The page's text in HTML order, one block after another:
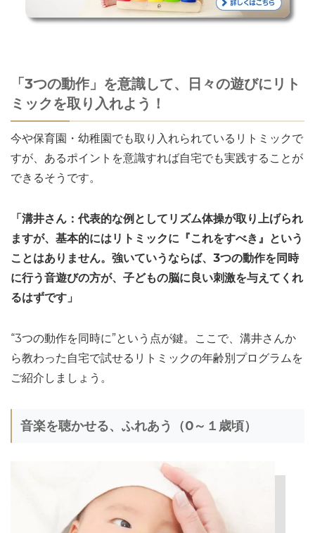
「3つの動作」を意識して、日々の遊びにリト
ミックを取り入れよう！
今や保育園・幼稚園でも取り入れられているリトミックで
すが、あるポイントを意識すれば自宅でも実践することが
できるそうです。
「溝井さん：代表的な例としてリズム体操が取り上げられ
ますが、基本的にはリトミックに『これをすべき』という
ことはありません。強いていうならば、3つの動作を同時
に行う音遊びの方が、子どもの脳に良い刺激を与えてくれ
るはずです」
“3つの動作を同時に”という点が鍵。ここで、溝井さんか
ら教わった自宅で試せるリトミックの年齢別プログラムを
ご紹介しましょう。
音楽を聴かせる、ふれあう（0～１歳頃）